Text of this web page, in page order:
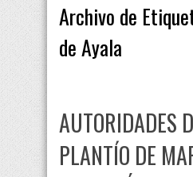
Archivo de
de Ayala
AUTORIDADES
PLANTÍO DE